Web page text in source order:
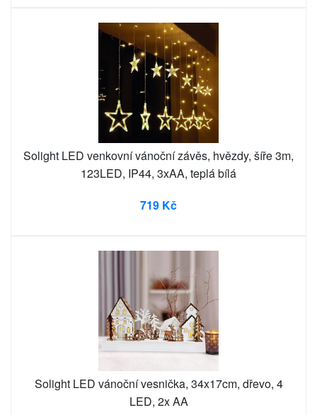
Solight LED venkovní vánoční závěs, hvězdy, šíře 3m,
123LED, IP44, 3xAA, teplá bílá
719 Kč
Solight LED vánoční vesnička, 34x17cm, dřevo, 4
LED, 2x AA